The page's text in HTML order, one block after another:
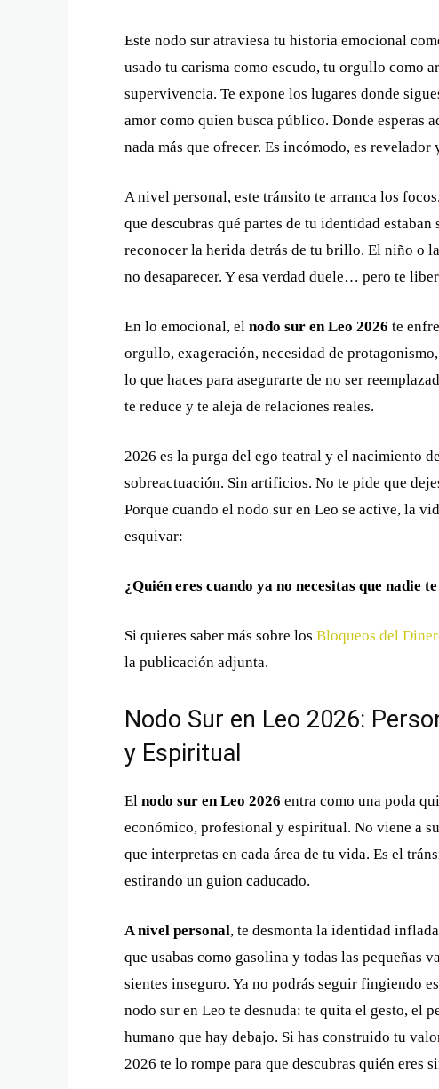
Este nodo sur atraviesa tu historia emocional
usado tu carisma como escudo, tu orgullo como
supervivencia. Te expone los lugares donde
amor como quien busca público. Donde esperas
nada más que ofrecer. Es incómodo, es revelador
A nivel personal, este tránsito te arranca los
que descubras qué partes de tu identidad
reconocer la herida detrás de tu brillo. El niño o
no desaparecer. Y esa verdad duele… pero te
En lo emocional, el nodo sur en Leo 2026 te
orgullo, exageración, necesidad de
lo que haces para asegurarte de no ser
te reduce y te aleja de relaciones reales.
2026 es la purga del ego teatral y el nacimiento
sobreactuación. Sin artificios. No te pide que
Porque cuando el nodo sur en Leo se active, la
esquivar:
¿Quién eres cuando ya no necesitas que nadie
Si quieres saber más sobre los Bloqueos del
la publicación adjunta.
Nodo Sur en Leo 2026:
y Espiritual
El nodo sur en Leo 2026 entra como una poda
económico, profesional y espiritual. No viene a
que interpretas en cada área de tu vida. Es el
estirando un guion caducado.
A nivel personal, te desmonta la identidad
que usabas como gasolina y todas las pequeñas
sientes inseguro. Ya no podrás seguir fingiendo
nodo sur en Leo te desnuda: te quita el gesto, el
humano que hay debajo. Si has construido tu
2026 te lo rompe para que descubras quién eres